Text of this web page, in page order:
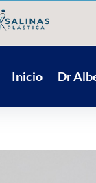
Inicio Dr